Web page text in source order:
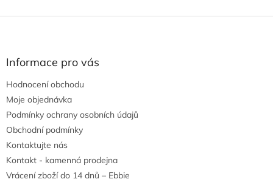
Informace pro vás
Hodnocení obchodu
Moje objednávka
Podmínky ochrany osobních údajů
Obchodní podmínky
Kontaktujte nás
Kontakt - kamenná prodejna
Vrácení zboží do 14 dnů – Ebbie